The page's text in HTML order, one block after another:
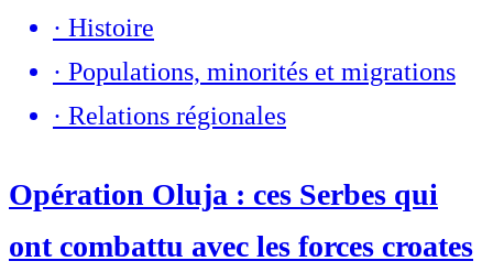
· Histoire
· Populations, minorités et migrations
· Relations régionales
Opération Oluja : ces Serbes qui
ont combattu avec les forces croates